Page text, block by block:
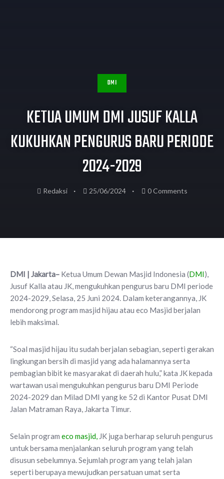
DMI
KETUA UMUM DMI JUSUF KALLA
KUKUHKAN PENGURUS BARU PERIODE
2024-2029
Redaksi 25/06/2024 0 Comments
DMI | Jakarta– Ketua Umum Dewan Masjid Indonesia (DMI),
Jusuf Kalla atau JK, mengukuhkan pengurus baru DMI periode
2024-2029, Selasa, 25 Juni 2024. Dalam keterangannya, JK
mendorong program masjid hijau atau eco Masjid berjalan
lebih maksimal.
“Soal masjid hijau itu sudah berjalan sebagian, seperti gerakan
lingkungan bersih di masjid yang ada halamannya serta
pembagian bibit ke masyarakat di daerah hulu,” kata JK kepada
wartawan usai mengukuhkan pengurus baru DMI Periode
2024-2029 dan Milad DMI yang ke 52 di Kantor Pusat DMI
Jalan Matraman Raya, Jakarta Timur.
Selain program eco masjid, JK juga berharap seluruh pengurus
untuk bersama menjalankan seluruh program yang telah
disusun sebelumnya. Sejumlah program yang telah jalan
seperti berupaya mewujudkan persatuan umat serta